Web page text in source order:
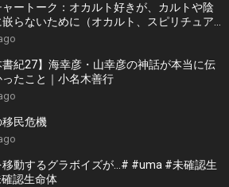
ャートーク：オカルト好きが、カルトや陰
らないために（オカルト、スピリチュア
商法研究家・雨宮純）
書紀27】海幸彦・山幸彦の神話が本当に伝
ったこと｜小名木善行
民危機
移動するグラボイズが…# #uma #未確認生
認生命体